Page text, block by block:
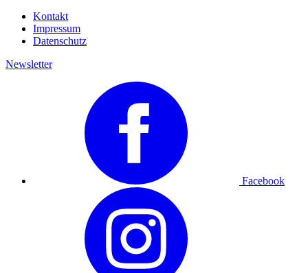
Kontakt
Impressum
Datenschutz
Newsletter
Facebook